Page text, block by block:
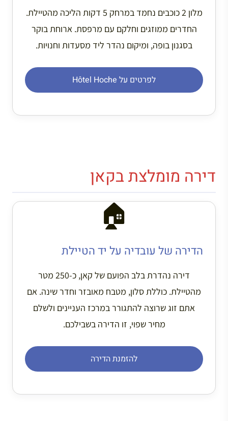
מלון 2 כוכבים נחמד במרחק 5 דקות הליכה מהטיילת.
החדרים ממוזגים וחלקם עם מרפסת. ארוחת בוקר
בסגנון בופה, ומיקום נהדר ליד מסעדות וחנויות.
לפרטים על Hôtel Hoche
דירה מומלצת בקאן
🏠
הדירה של עובדיה על יד הטיילת
דירה נהדרת בלב הפועם של קאן, כ-250 מטר
מהטיילת. כוללת סלון, מטבח מאובזר וחדר שינה. אם
אתם זוג שרוצה להתגורר במרכז העניינים ולשלם
מחיר שפוי, זו הדירה בשבילכם.
להזמנת הדירה